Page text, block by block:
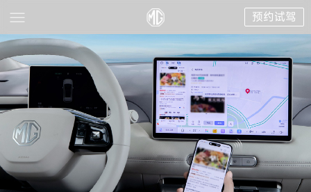
预约试驾